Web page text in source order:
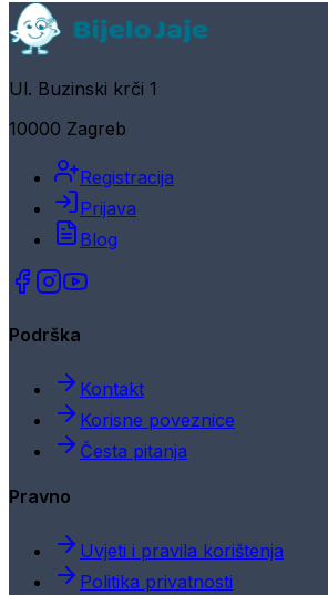
Ul. Buzinski krči 1
10000 Zagreb
Registracija
Prijava
Blog
Podrška
Kontakt
Korisne poveznice
Česta pitanja
Pravno
Uvjeti i pravila korištenja
Politika privatnosti